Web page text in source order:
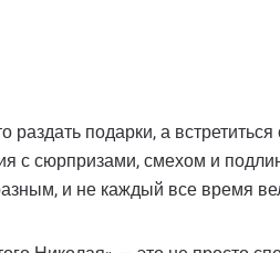
подарки, а
с сюрпризами, смехом и
и не каждый все время